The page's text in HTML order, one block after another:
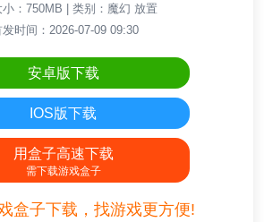
小：750MB | 类别：魔幻 放置
发时间：2026-07-09 09:30
安卓版下载
IOS版下载
用盒子高速下载
需下载游戏盒子
盒子下载，找游戏更方便!